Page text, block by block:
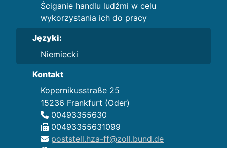
Ściganie handlu ludźmi w celu
wykorzystania ich do pracy
Języki:
Niemiecki
Kontakt
Kopernikusstraße 25
15236 Frankfurt (Oder)
00493355630
00493355631099
poststell.hza-ff@zoll.bund.de